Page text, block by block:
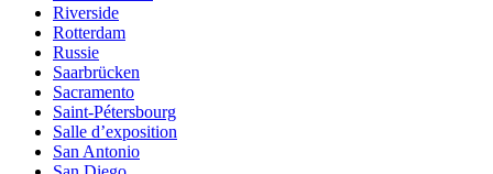
Riverside
Rotterdam
Russie
Saarbrücken
Sacramento
Saint-Pétersbourg
Salle d’exposition
San Antonio